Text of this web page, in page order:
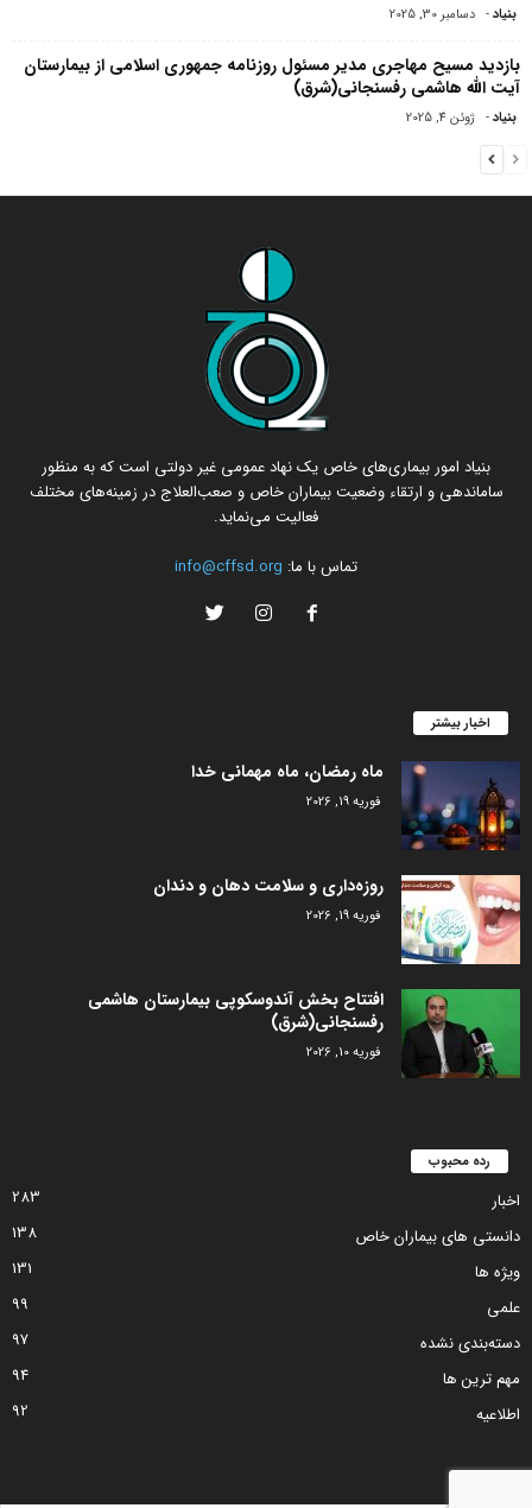
بنیاد- دسامبر 30, 2025
بازدید مسیح مهاجرى مدیر مسئول روزنامه جمهورى اسلامى از بیمارستان
آیت الله هاشمى رفسنجانى(شرق)
بنیاد- ژوئن 4, 2025
بنیاد امور بیماری‌های خاص یک نهاد عمومی غیر دولتی است که به منظور
ساماندهی و ارتقاء وضعیت بیماران خاص و صعب‌العلاج در زمینه‌های مختلف
فعالیت می‌نماید.
تماس با ما: info@cffsd.org
اخبار بیشتر
ماه رمضان، ماه مهمانی خدا
فوریه 19, 2026
روزه‌داری و سلامت دهان و دندان
فوریه 19, 2026
افتتاح بخش آندوسکوپی بیمارستان هاشمی
رفسنجانی(شرق)
فوریه 10, 2026
رده محبوب
اخبار
283
دانستی های بیماران خاص
138
ویژه ها
131
علمی
99
دسته‌بندی نشده
97
مهم ترین ها
94
اطلاعیه
92